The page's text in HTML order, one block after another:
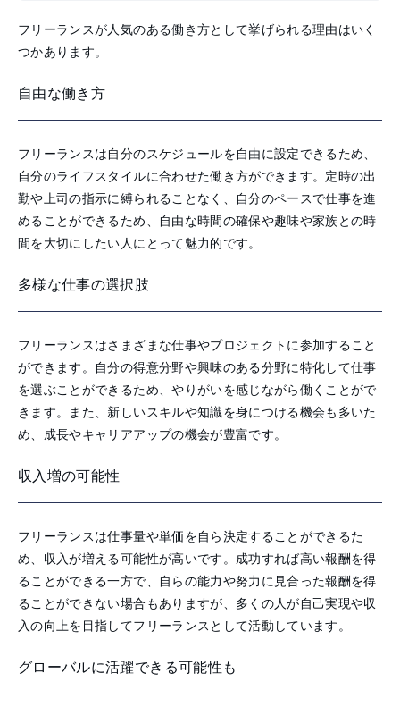
フリーランスが人気のある働き方として挙げられる理由はいく
つかあります。
自由な働き方
フリーランスは自分のスケジュールを自由に設定できるため、
自分のライフスタイルに合わせた働き方ができます。定時の出
勤や上司の指示に縛られることなく、自分のペースで仕事を進
めることができるため、自由な時間の確保や趣味や家族との時
間を大切にしたい人にとって魅力的です。
多様な仕事の選択肢
フリーランスはさまざまな仕事やプロジェクトに参加すること
ができます。自分の得意分野や興味のある分野に特化して仕事
を選ぶことができるため、やりがいを感じながら働くことがで
きます。また、新しいスキルや知識を身につける機会も多いた
め、成長やキャリアアップの機会が豊富です。
収入増の可能性
フリーランスは仕事量や単価を自ら決定することができるた
め、収入が増える可能性が高いです。成功すれば高い報酬を得
ることができる一方で、自らの能力や努力に見合った報酬を得
ることができない場合もありますが、多くの人が自己実現や収
入の向上を目指してフリーランスとして活動しています。
グローバルに活躍できる可能性も